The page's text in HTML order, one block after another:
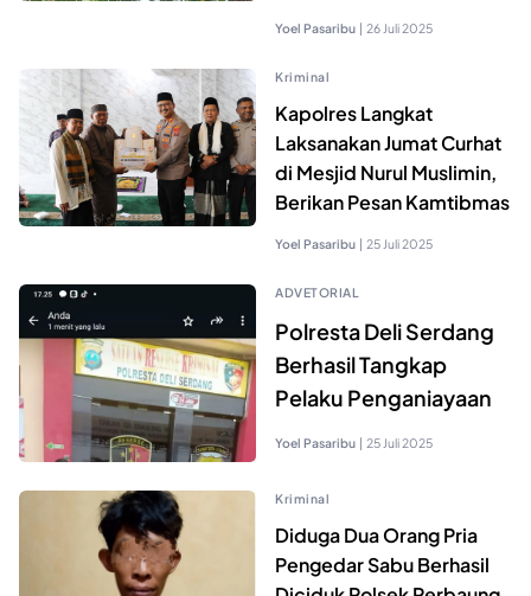
Yoel Pasaribu | 26 Juli 2025
Kriminal
Kapolres Langkat
Laksanakan Jumat Curhat
di Mesjid Nurul Muslimin,
Berikan Pesan Kamtibmas
Yoel Pasaribu | 25 Juli 2025
ADVETORIAL
Polresta Deli Serdang
Berhasil Tangkap
Pelaku Penganiayaan
Yoel Pasaribu | 25 Juli 2025
Kriminal
Diduga Dua Orang Pria
Pengedar Sabu Berhasil